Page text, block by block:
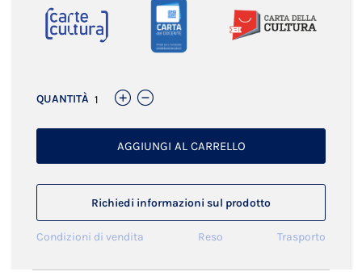
QUANTITÀ
AGGIUNGI AL CARRELLO
Richiedi informazioni sul prodotto
Condizioni di vendita Reso Trasporto